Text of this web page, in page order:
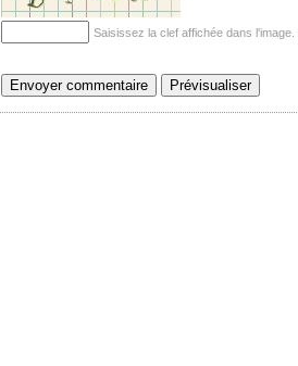
Saisissez la clef affichée dans